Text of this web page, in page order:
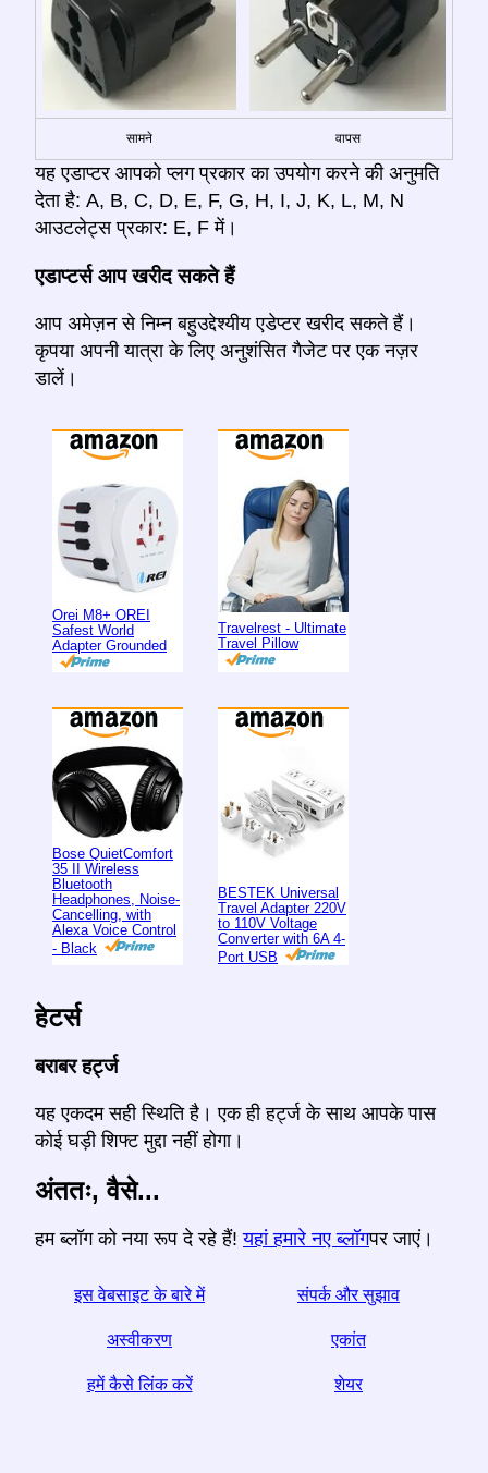
सामने वापस
यह एडाप्टर आपको प्लग प्रकार का उपयोग करने की अनुमति
देता है: A, B, C, D, E, F, G, H, I, J, K, L, M, N
आउटलेट्स प्रकार: E, F में।
एडाप्टर्स आप खरीद सकते हैं
आप अमेज़न से निम्न बहुउद्देश्यीय एडेप्टर खरीद सकते हैं।
कृपया अपनी यात्रा के लिए अनुशंसित गैजेट पर एक नज़र
डालें।
Orei M8+ OREI
Safest World
Adapter Grounded
Travelrest - Ultimate
Travel Pillow
Bose QuietComfort
35 II Wireless
Bluetooth
Headphones, Noise-
Cancelling, with
Alexa Voice Control
- Black
BESTEK Universal
Travel Adapter 220V
to 110V Voltage
Converter with 6A 4-
Port USB
हेटर्स
बराबर हर्ट्ज
यह एकदम सही स्थिति है। एक ही हर्ट्ज के साथ आपके पास
कोई घड़ी शिफ्ट मुद्दा नहीं होगा।
अंततः, वैसे...
हम ब्लॉग को नया रूप दे रहे हैं!यहां हमारे नए ब्लॉगपर जाएं।
इस वेबसाइट के बारे में संपर्क और सुझाव
अस्वीकरण एकांत
हमें कैसे लिंक करें शेयर